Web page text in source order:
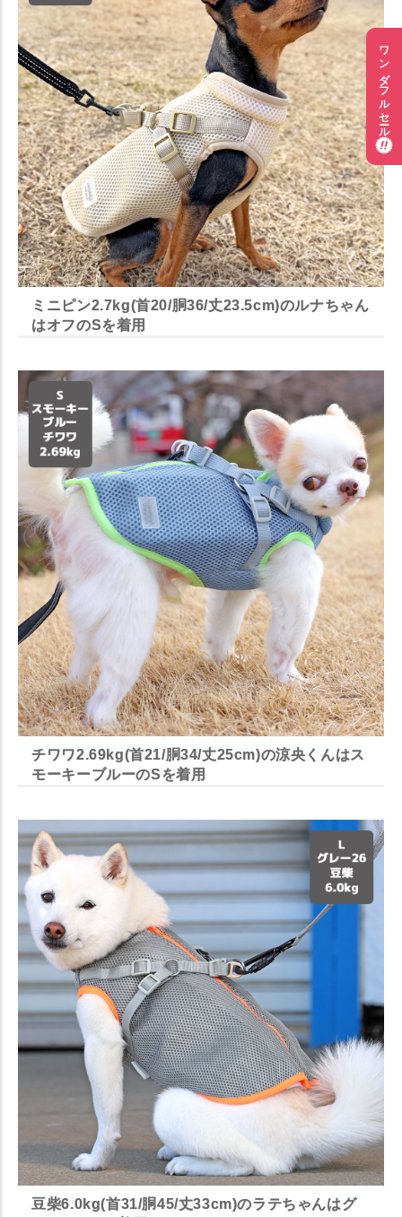
ミニピン2.7kg(首20/胴36/丈23.5cm)のルナちゃん
はオフのSを着用
チワワ2.69kg(首21/胴34/丈25cm)の涼央くんはス
モーキーブルーのSを着用
豆柴6.0kg(首31/胴45/丈33cm)のラテちゃんはグ
ワンダフルセール